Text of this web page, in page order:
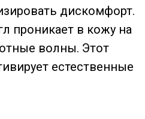
дискомфорт.
проникает в кожу на
волны. Этот
естественные